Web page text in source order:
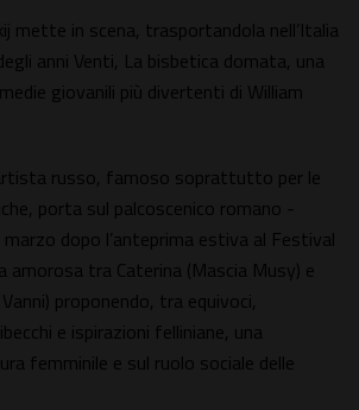
mette in scena, trasportandola nell’Italia
anni Venti, La bisbetica domata, una
giovanili più divertenti di William
russo, famoso soprattutto per le
porta sul palcoscenico romano -
marzo dopo l’anteprima estiva al Festival
amorosa tra Caterina (Mascia Musy) e
proponendo, tra equivoci,
e ispirazioni felliniane, una
femminile e sul ruolo sociale delle